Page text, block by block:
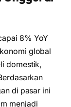
8% YoY
global
domestik,
di pasar ini
menjadi